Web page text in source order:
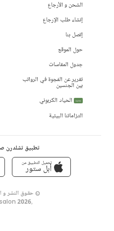
الشحن و الأرجاع
إنشاء طلب الإرجاع
إتصل بنا
حول الموقع
جدول المقاسات
تقرير عن الفجوة في الرواتب
بين الجنسين
جديد
الحياد الكربوني
التزاماتنا البيئية
تطبيق تشلدرن
تحميل التطبيق من
أبل ستور
© حقوق النشر و
,
2026